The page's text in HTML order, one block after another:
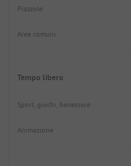
Piazzole
Aree comuni
Tempo libero
Sport, giochi, benessere
Animazione